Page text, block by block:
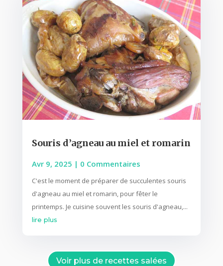
Souris d’agneau au miel et romarin
Avr 9, 2025 | 0 Commentaires
C'est le moment de préparer de succulentes souris
d'agneau au miel et romarin, pour fêter le
printemps. Je cuisine souvent les souris d'agneau,...
lire plus
Voir plus de recettes salées